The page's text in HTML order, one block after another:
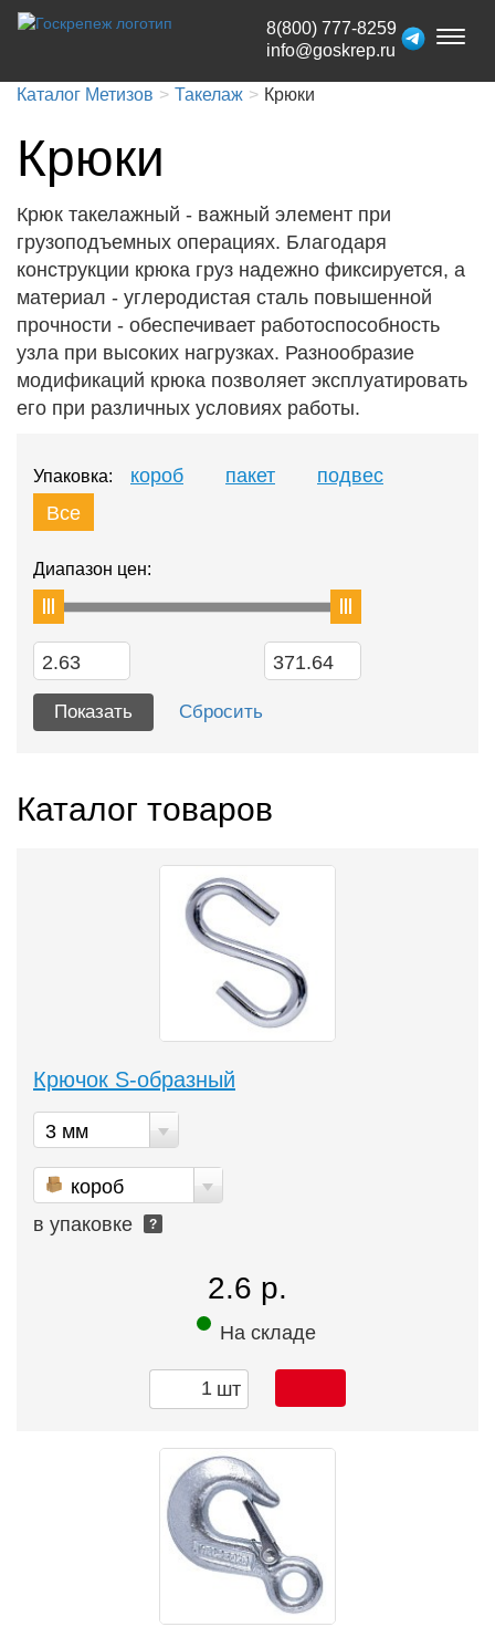
Toggle
8(800) 777-8259
info@goskrep.ru
Каталог Метизов Такелаж Крюки
Крюки
Крюк такелажный - важный элемент при
грузоподъемных операциях. Благодаря
конструкции крюка груз надежно фиксируется, а
материал - углеродистая сталь повышенной
прочности - обеспечивает работоспособность
узла при высоких нагрузках. Разнообразие
модификаций крюка позволяет эксплуатировать
его при различных условиях работы.
Упаковка: короб пакет
подвес
Все
Диапазон цен:
Каталог товаров
Крючок S-образный
3 мм
короб
в упаковке
?
2.6 р.
На складе
шт